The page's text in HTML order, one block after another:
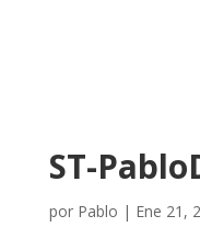
ST-
por Pablo | Ene 21,